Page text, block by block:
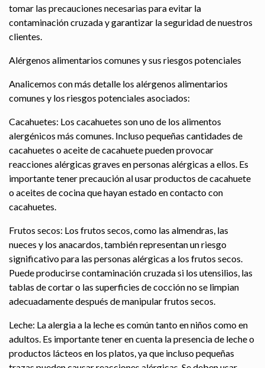
tomar las precauciones necesarias para evitar la
contaminación cruzada y garantizar la seguridad de nuestros
clientes.
Alérgenos alimentarios comunes y sus riesgos potenciales
Analicemos con más detalle los alérgenos alimentarios
comunes y los riesgos potenciales asociados:
Cacahuetes: Los cacahuetes son uno de los alimentos
alergénicos más comunes. Incluso pequeñas cantidades de
cacahuetes o aceite de cacahuete pueden provocar
reacciones alérgicas graves en personas alérgicas a ellos. Es
importante tener precaución al usar productos de cacahuete
o aceites de cocina que hayan estado en contacto con
cacahuetes.
Frutos secos: Los frutos secos, como las almendras, las
nueces y los anacardos, también representan un riesgo
significativo para las personas alérgicas a los frutos secos.
Puede producirse contaminación cruzada si los utensilios, las
tablas de cortar o las superficies de cocción no se limpian
adecuadamente después de manipular frutos secos.
Leche: La alergia a la leche es común tanto en niños como en
adultos. Es importante tener en cuenta la presencia de leche o
productos lácteos en los platos, ya que incluso pequeñas